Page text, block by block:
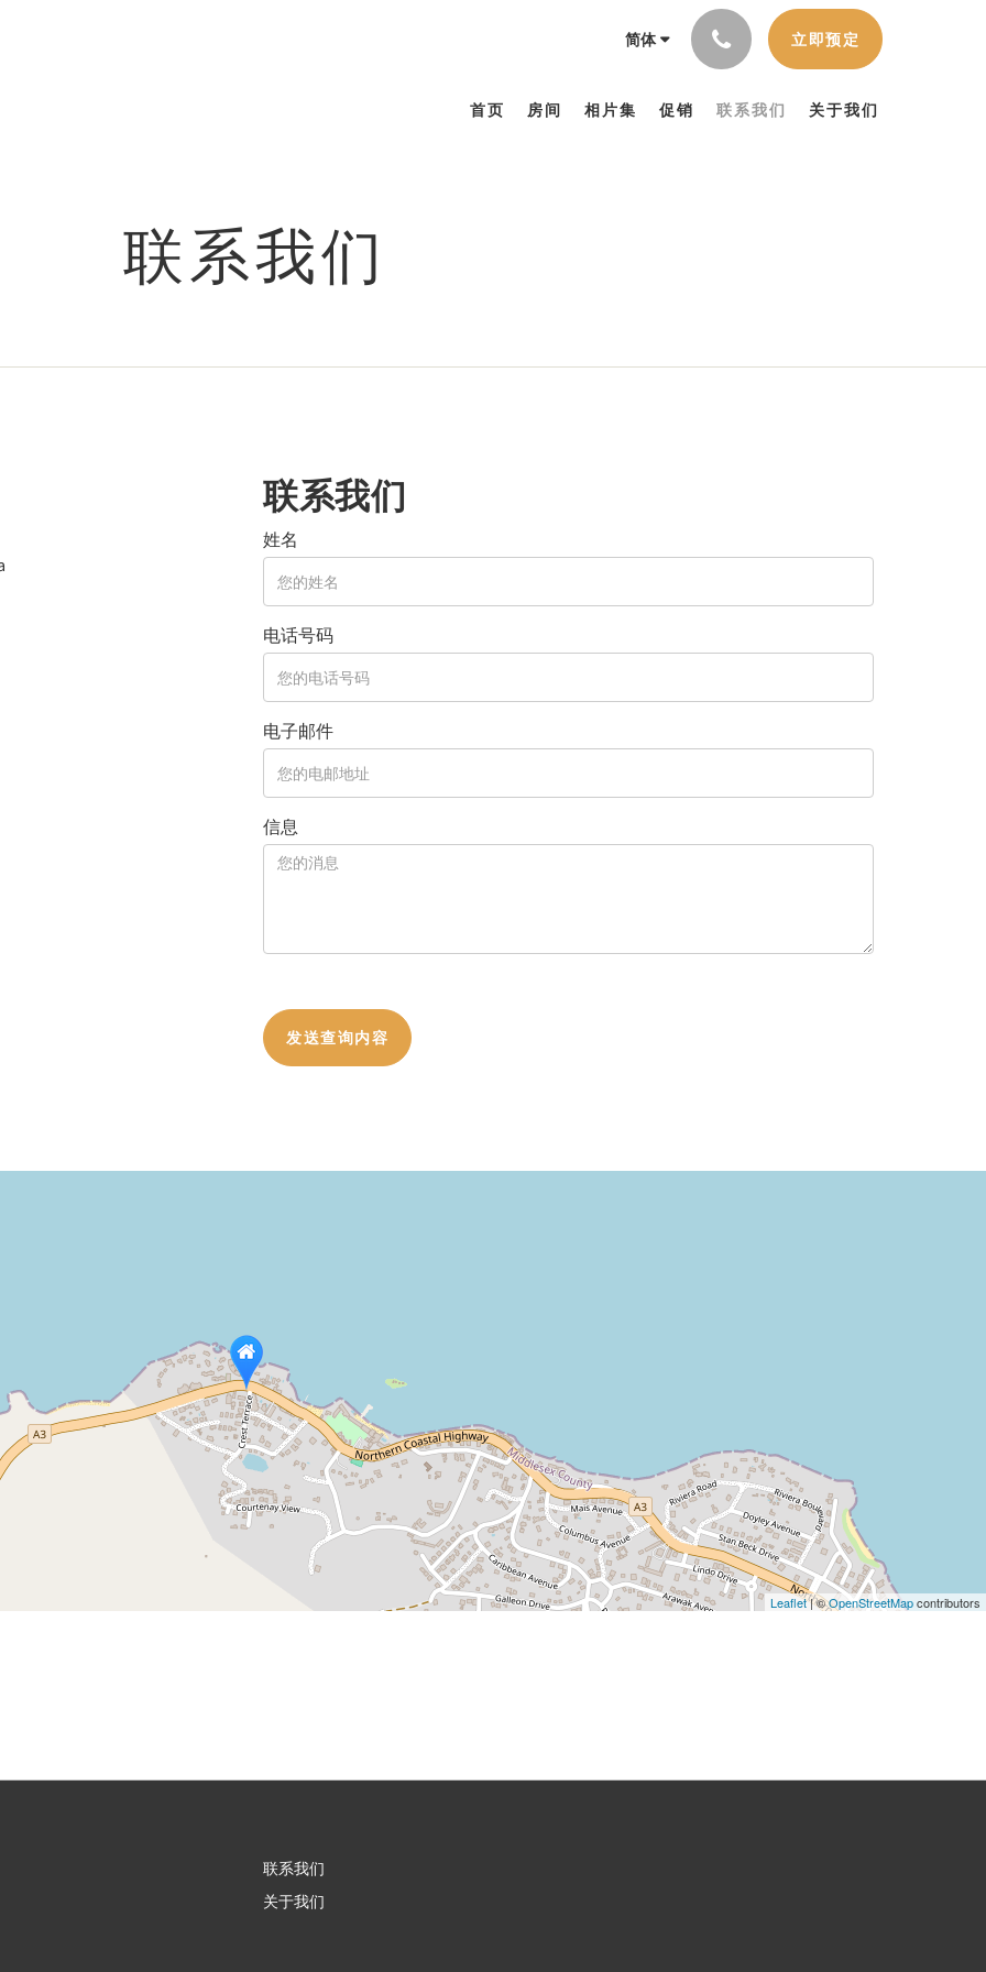
简体 立即预定
首页 房间 相片集 促销 联系我们 关于我们
联系我们
联系我们
姓名
电话号码
电子邮件
信息
Leaflet| ©OpenStreetMapcontributors
联系我们
关于我们